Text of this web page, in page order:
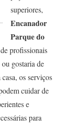
superiores,
Encanador
Parque do
profissionais
gostaria de
os serviços
cuidar de
e
para